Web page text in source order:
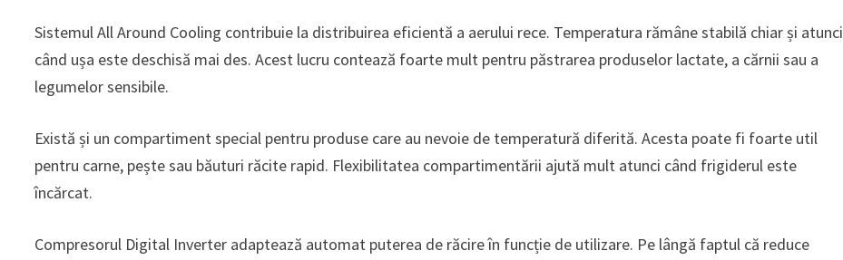
Sistemul All Around Cooling contribuie la distribuirea eficientă a aerului rece. Temperatura rămâne stabilă chiar și atunci
când ușa este deschisă mai des. Acest lucru contează foarte mult pentru păstrarea produselor lactate, a cărnii sau a
legumelor sensibile.
Există și un compartiment special pentru produse care au nevoie de temperatură diferită. Acesta poate fi foarte util
pentru carne, pește sau băuturi răcite rapid. Flexibilitatea compartimentării ajută mult atunci când frigiderul este
încărcat.
Compresorul Digital Inverter adaptează automat puterea de răcire în funcție de utilizare. Pe lângă faptul că reduce